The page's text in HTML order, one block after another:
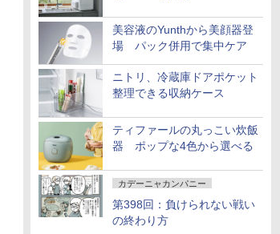
美容液のYunthから美顔器登
場 パック併用で集中ケア
ニトリ、冷蔵庫ドアポケット
整理できる収納ケース
ティファールの丸っこい炊飯
器 ポップな4色から選べる
カデーニャカンパニー
第398回：負けられない戦い
の終わり方